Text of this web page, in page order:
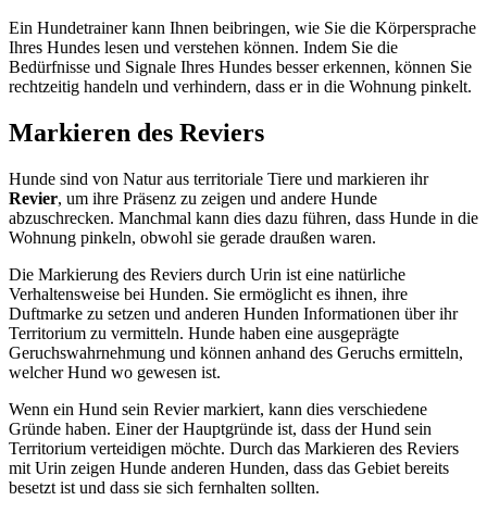
Ein Hundetrainer kann Ihnen beibringen, wie Sie die Körpersprache
Ihres Hundes lesen und verstehen können. Indem Sie die
Bedürfnisse und Signale Ihres Hundes besser erkennen, können Sie
rechtzeitig handeln und verhindern, dass er in die Wohnung pinkelt.
Markieren des Reviers
Hunde sind von Natur aus territoriale Tiere und markieren ihr
Revier, um ihre Präsenz zu zeigen und andere Hunde
abzuschrecken. Manchmal kann dies dazu führen, dass Hunde in die
Wohnung pinkeln, obwohl sie gerade draußen waren.
Die Markierung des Reviers durch Urin ist eine natürliche
Verhaltensweise bei Hunden. Sie ermöglicht es ihnen, ihre
Duftmarke zu setzen und anderen Hunden Informationen über ihr
Territorium zu vermitteln. Hunde haben eine ausgeprägte
Geruchswahrnehmung und können anhand des Geruchs ermitteln,
welcher Hund wo gewesen ist.
Wenn ein Hund sein Revier markiert, kann dies verschiedene
Gründe haben. Einer der Hauptgründe ist, dass der Hund sein
Territorium verteidigen möchte. Durch das Markieren des Reviers
mit Urin zeigen Hunde anderen Hunden, dass das Gebiet bereits
besetzt ist und dass sie sich fernhalten sollten.